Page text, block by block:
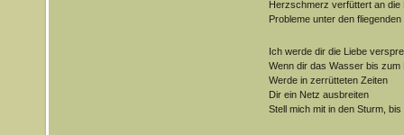
Herzschmerz verfüttert an die
Probleme unter den
Ich werde dir die Liebe
Wenn dir das Wasser bis zum
Werde in zerrütteten Zeiten
Dir ein Netz ausbreiten
Stell mich mit in den Sturm,